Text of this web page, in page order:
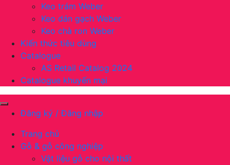
Keo trám Weber
Keo dán gạch Weber
Keo chà ron Weber
Kiến thức tiêu dùng
Catalogue
AS Retail Catalog 2024
Catalogue khuyến mại
Đăng ký / Đăng nhập
Trang chủ
Gỗ & gỗ công nghiệp
Vật liệu gỗ cho nội thất